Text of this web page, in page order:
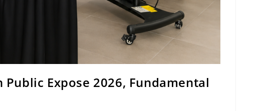
Public Expose 2026, Fundamental